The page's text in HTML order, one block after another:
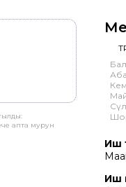
апта мурун
Иш
Иш